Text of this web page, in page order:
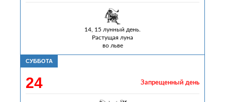
14, 15 лунный день.
Растущая луна
во льве
СУББОТА
24 Запрещенный день